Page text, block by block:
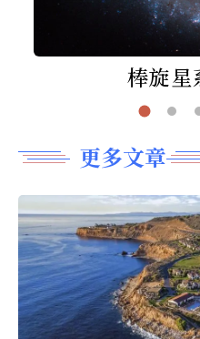
棒旋星
更多文章